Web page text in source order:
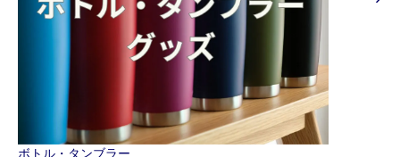
ボトル・タンブラー